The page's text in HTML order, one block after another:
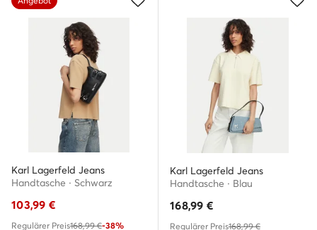
Karl Lagerfeld Jeans
Handtasche · Schwarz
103,99 €
Regulärer Preis168,99 €-38%
Karl Lagerfeld Jeans
Handtasche · Blau
168,99 €
Regulärer Preis168,99 €